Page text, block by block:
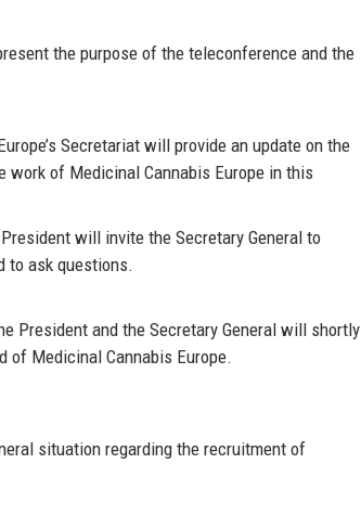
the purpose of the teleconference and the
Secretariat will provide an update on the
work of Medicinal Cannabis Europe in this
will invite the Secretary General to
to ask questions.
President and the Secretary General will shortly
of Medicinal Cannabis Europe.
situation regarding the recruitment of